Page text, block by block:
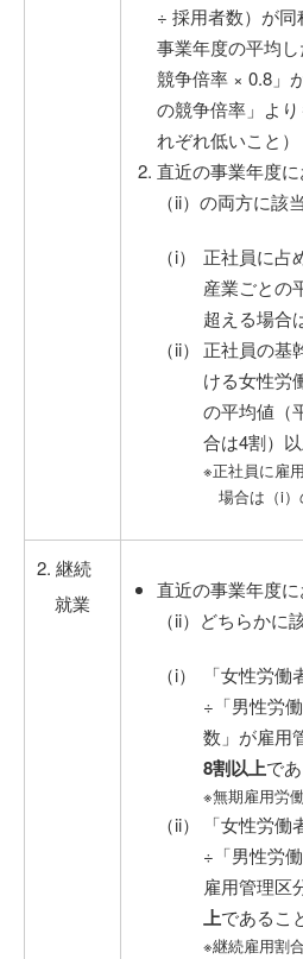
÷ 採用者数）が
事業年度の平均
競争倍率 × 0.8」
の競争倍率」よ
れぞれ低いこと）
直近の事業年度
（ii）の両方に該
正社員に占
産業ごとの
超える場合
正社員の基
ける女性労
の平均値（
合は4割）
※正社員に雇
場合は（i）
2. 継続
就業
直近の事業年度
（ii）どちらかに
「女性労働
÷「男性労
数」が雇用
8割以上で
※無期雇用労
「女性労働
÷「男性労
雇用管理区
上であるこ
※継続雇用割